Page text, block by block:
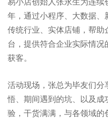
易小店创始人张永生为连续
年，通过小程序、大数据
传统行业、实体店铺，帮
台，提供符合企业实际情
获客。
活动现场，张总为毕友们
悟、期间遇到的坑、以及
验，干货满满，与各领域的